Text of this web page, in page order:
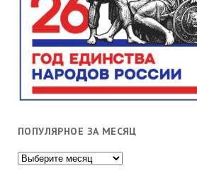
ПОПУЛЯРНОЕ ЗА МЕСЯЦ
Популярное